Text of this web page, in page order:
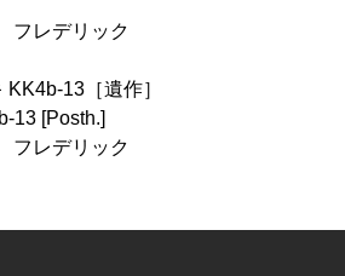
フレデリック
13［遺作］
13 [Posth.]
フレデリック